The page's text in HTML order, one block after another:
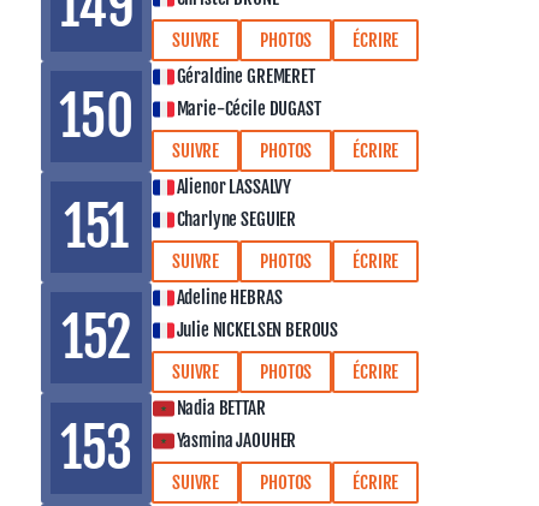
SUIVRE
PHOTOS ÉCRIRE
150
Géraldine GREMERET
Marie-Cécile DUGAST
SUIVRE
PHOTOS ÉCRIRE
151
Alienor LASSALVY
Charlyne SEGUIER
SUIVRE
PHOTOS ÉCRIRE
152
Adeline HEBRAS
Julie NICKELSEN BEROUS
SUIVRE
PHOTOS ÉCRIRE
153
Nadia BETTAR
Yasmina JAOUHER
SUIVRE
PHOTOS ÉCRIRE